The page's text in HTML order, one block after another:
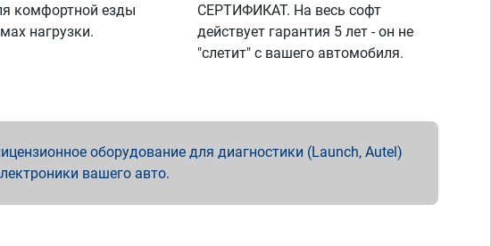
комфортной езды
нагрузки.
СЕРТИФИКАТ. На весь софт
действует гарантия 5 лет - он не
"слетит" с вашего автомобиля.
оборудование для диагностики (Launch, Autel)
вашего авто.